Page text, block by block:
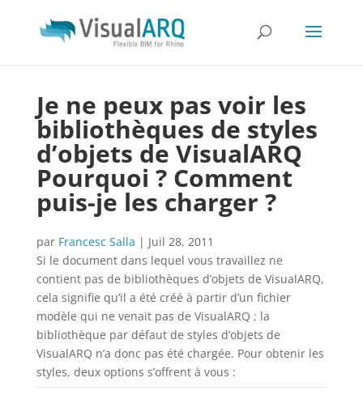
Je ne peux pas voir les
bibliothèques de styles
d’objets de VisualARQ
Pourquoi ? Comment
puis-je les charger ?
par Francesc Salla | Juil 28, 2011
Si le document dans lequel vous travaillez ne
contient pas de bibliothèques d’objets de VisualARQ,
cela signifie qu’il a été créé à partir d’un fichier
modèle qui ne venait pas de VisualARQ ; la
bibliothèque par défaut de styles d’objets de
VisualARQ n’a donc pas été chargée. Pour obtenir les
styles, deux options s’offrent à vous :